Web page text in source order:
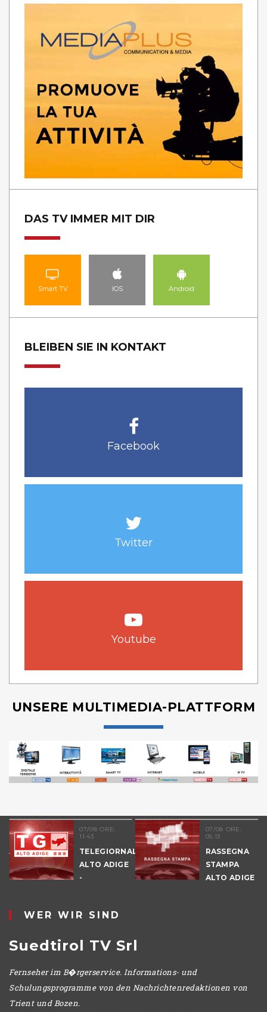
DAS TV IMMER MIT DIR
Smart TV IOS Android
BLEIBEN SIE IN KONTAKT
Facebook
Twitter
Youtube
UNSERE MULTIMEDIA-PLATTFORM
07/08 ORE:
11.43
TELEGIORNALE
ALTO ADIGE
-
07/08 ORE:
05.13
RASSEGNA
STAMPA
ALTO ADIGE
WER WIR SIND
Suedtirol TV Srl
Fernseher im B�rgerservice. Informations- und
Schulungsprogramme von den Nachrichtenredaktionen von
Trient und Bozen.